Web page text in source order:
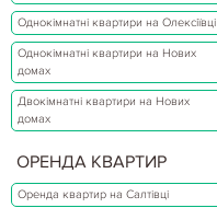
Однокімнатні квартири на Олексіївці
Однокімнатні квартири на Нових
домах
Двокімнатні квартири на Нових
домах
ОРЕНДА КВАРТИР
Оренда квартир на Салтівці